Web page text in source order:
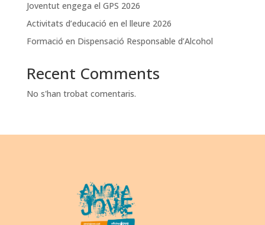
Joventut engega el GPS 2026
Activitats d’educació en el lleure 2026
Formació en Dispensació Responsable d’Alcohol
Recent Comments
No s'han trobat comentaris.